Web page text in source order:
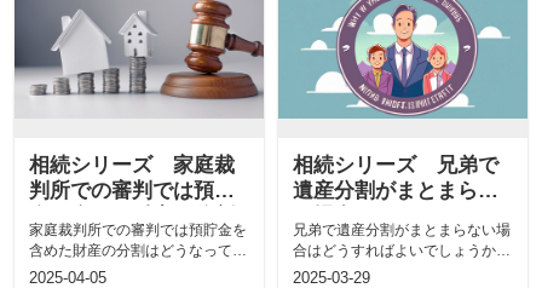
相続シリーズ 家庭裁
判所での審判では預貯
はどうなっているので
しょうか？
家庭裁判所での審判では預貯金を
含めた財産の分割はどうなってい
るのでしょうか？相続時のトラブ
2025-04-05
相続シリーズ 兄弟で
遺産分割がまとまらな
いでしょうか？
兄弟で遺産分割がまとまらない場
合はどうすればよいでしょうか？
数年前に両親が亡くなり、遺産分
2025-03-29